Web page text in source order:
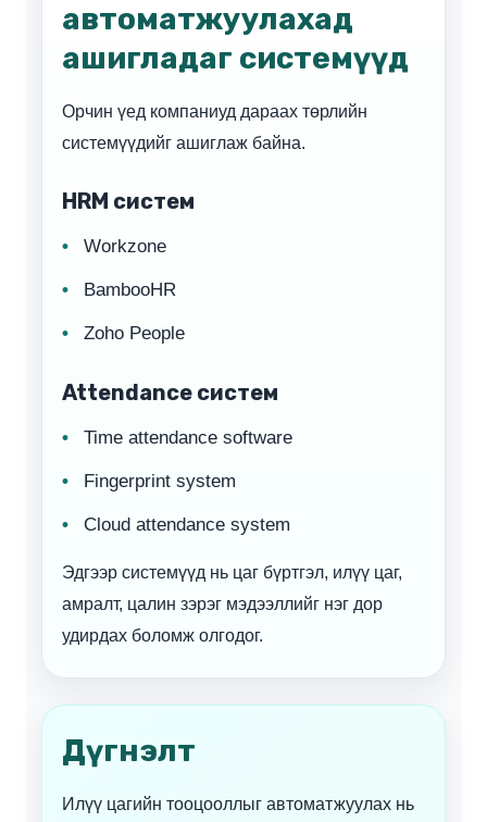
автоматжуулахад
ашигладаг системүүд
Орчин үед компаниуд дараах төрлийн
системүүдийг ашиглаж байна.
HRM систем
Workzone
BambooHR
Zoho People
Attendance систем
Time attendance software
Fingerprint system
Cloud attendance system
Эдгээр системүүд нь цаг бүртгэл, илүү цаг,
амралт, цалин зэрэг мэдээллийг нэг дор
удирдах боломж олгодог.
Дүгнэлт
Илүү цагийн тооцооллыг автоматжуулах нь